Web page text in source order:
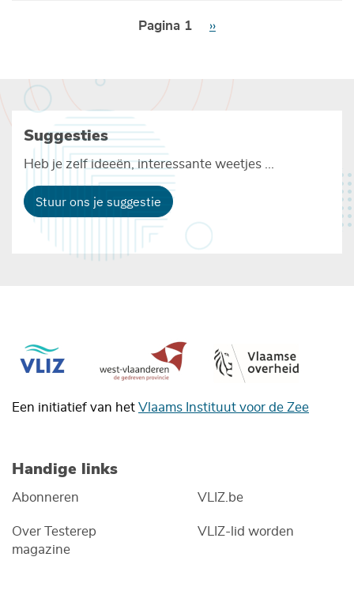
Pagina 1
Volgende
››
Suggesties
Heb je zelf ideeën, interessante weetjes ...
Stuur ons je suggestie
Een initiatief van het Vlaams Instituut voor de Zee
Handige links
Abonneren
Over Testerep
magazine
VLIZ.be
VLIZ-lid worden